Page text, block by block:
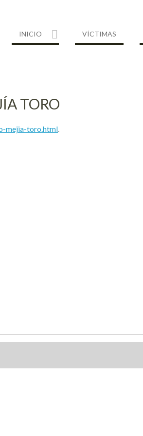
INICIO VÍCTIMAS
TORO
mejia-toro.html.